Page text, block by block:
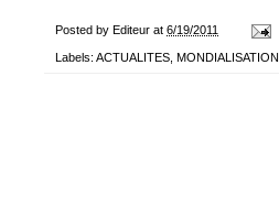
Posted by Editeur at 6/19/2011
Labels: ACTUALITES MONDIALISATION